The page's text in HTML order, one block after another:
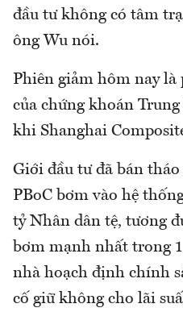
đầu tư không có tâm
ông Wu nói.
Phiên giảm hôm nay
của chứng khoán
khi Shanghai
Giới đầu tư đã bán
PBoC bơm vào hệ
tỷ Nhân dân tệ, tương
bơm mạnh nhất trong
nhà hoạch định chính
cố giữ không cho lãi